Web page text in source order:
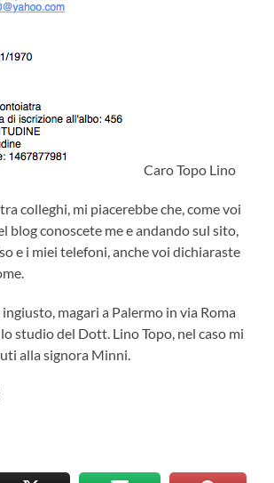
Caro Topo Lino
colleghi, mi piacerebbe che, come voi
blog conoscete me e andando sul sito,
e i miei telefoni, anche voi dichiaraste
magari a Palermo in via Roma
lo studio del Dott. Lino Topo, nel caso mi
alla signora Minni.